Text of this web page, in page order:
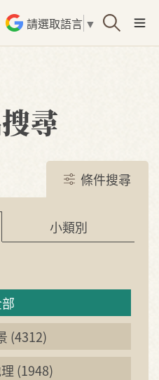
請選取語言 ▼
尋
條件搜尋
小類別
(4312)
(1948)